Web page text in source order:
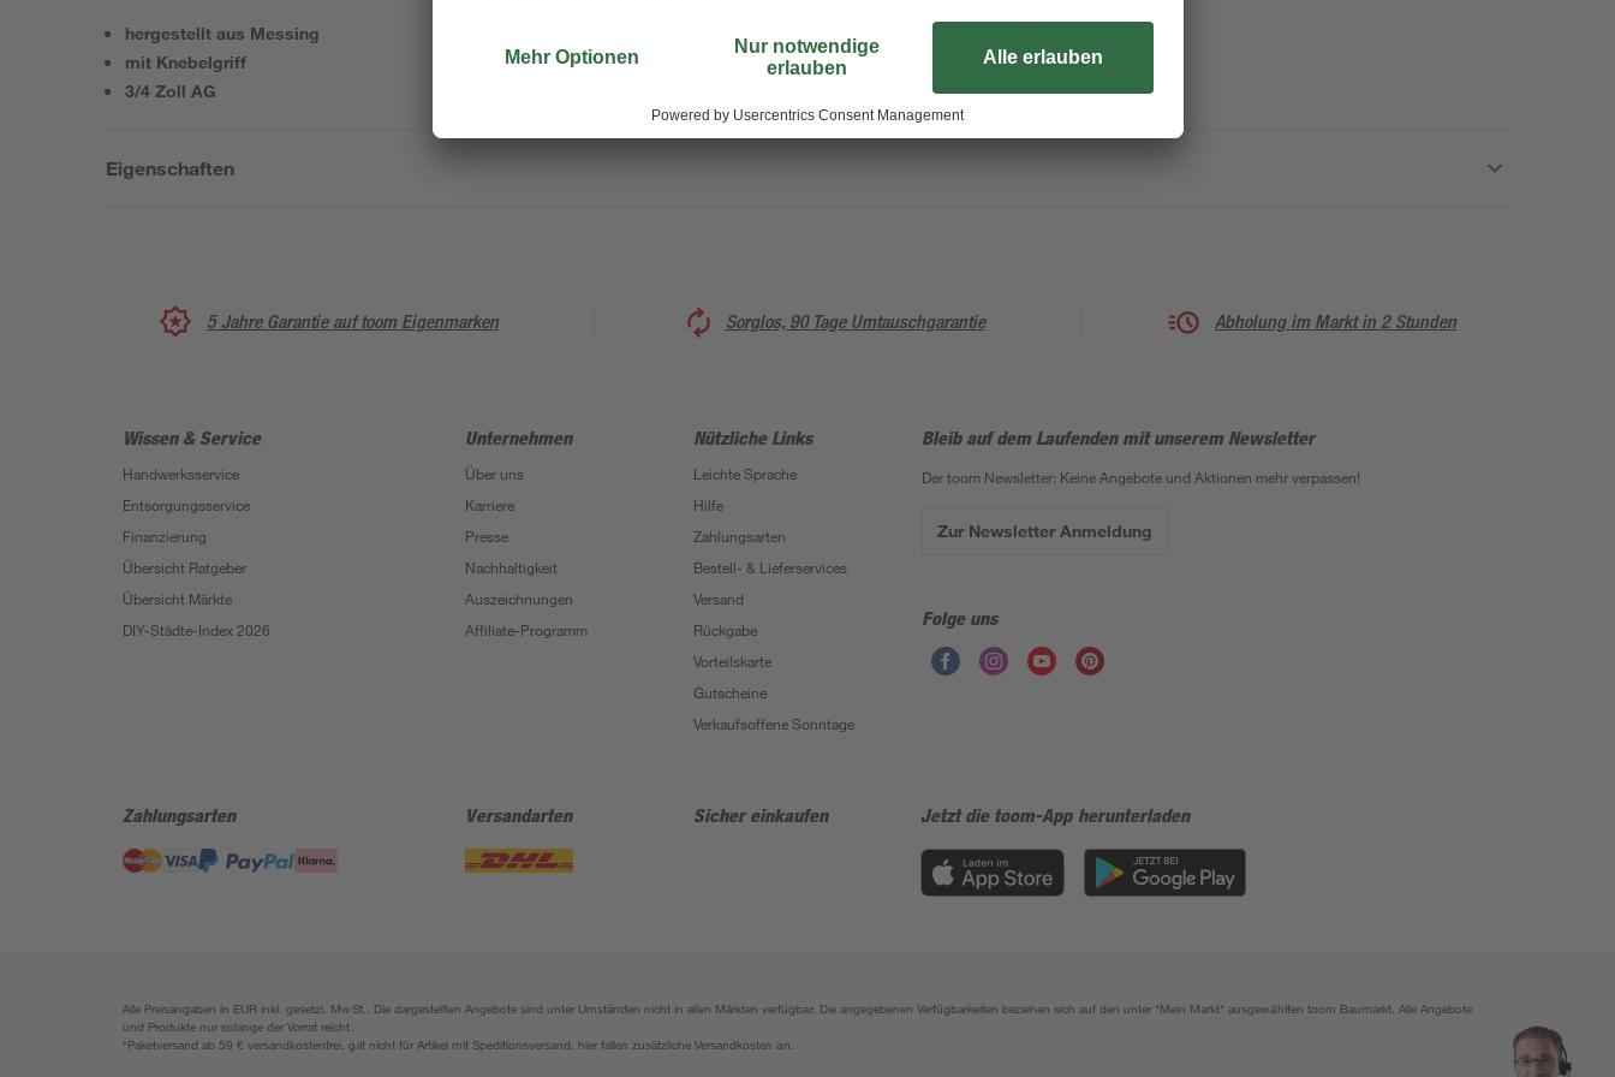
hergestellt aus Messing
mit Knebelgriff
3/4 Zoll AG
Eigenschaften
5 Jahre Garantie auf toom Eigenmarken Sorglos, 90 Tage Umtauschgarantie Abholung im Markt in 2 Stunden
Wissen & Service
Handwerksservice
Entsorgungsservice
Finanzierung
Übersicht Ratgeber
Übersicht Märkte
DIY-Städte-Index 2026
Unternehmen
Über uns
Karriere
Presse
Nachhaltigkeit
Auszeichnungen
Affiliate-Programm
Nützliche Links
Leichte Sprache
Hilfe
Zahlungsarten
Bestell- & Lieferservices
Versand
Rückgabe
Vorteilskarte
Gutscheine
Verkaufsoffene Sonntage
Bleib auf dem Laufenden mit unserem Newsletter
Der toom Newsletter: Keine Angebote und Aktionen mehr verpassen!
Zur Newsletter Anmeldung
Folge uns
Zahlungsarten Versandarten Sicher einkaufen Jetzt die toom-App herunterladen
Alle Preisangaben in EUR inkl. gesetzl. MwSt.. Die dargestellten Angebote sind unter Umständen nicht in allen Märkten verfügbar. Die angegebenen Verfügbarkeiten beziehen sich auf den unter "Mein Markt" ausgewählten toom Baumarkt. Alle Angebote
und Produkte nur solange der Vorrat reicht.
*Paketversand ab 59 € versandkostenfrei, gilt nicht für Artikel mit Speditionsversand, hier fallen zusätzliche Versandkosten an.